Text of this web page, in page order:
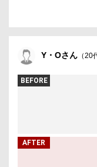
Y・Oさん （20
BEFORE
AFTER